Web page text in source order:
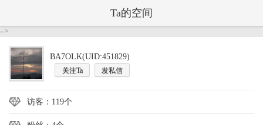
Ta的空间
-->
BA7OLK(UID:451829)
关注Ta 发私信
访客：119个